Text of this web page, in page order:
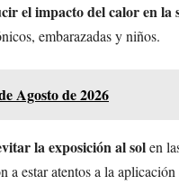
el impacto del calor en la
embarazadas y niños.
Agosto de 2026
la exposición al solen
a estar atentos a la aplicación